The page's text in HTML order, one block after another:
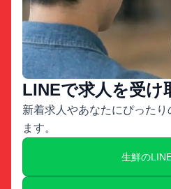
LINEで求人を受け
新着求人やあなたにぴった
ます。
生鮮の